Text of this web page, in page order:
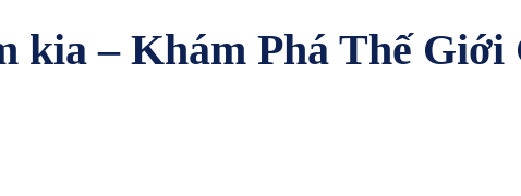
kia – Khám Phá Thế